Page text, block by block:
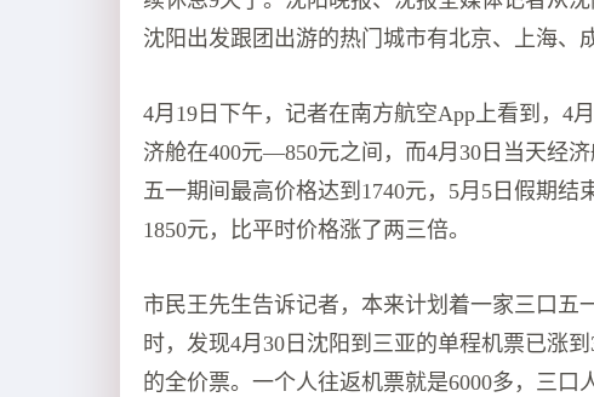
沈阳出发跟团出游的热门城市有北京、上海、
4月19日下午，记者在南方航空App上看到，4
济舱在400元—850元之间，而4月30日当天经济
五一期间最高价格达到1740元，5月5日假期结
1850元，比平时价格涨了两三倍。
市民王先生告诉记者，本来计划着一家三口五
时，发现4月30日沈阳到三亚的单程机票已涨
的全价票。一个人往返机票就是6000多，三